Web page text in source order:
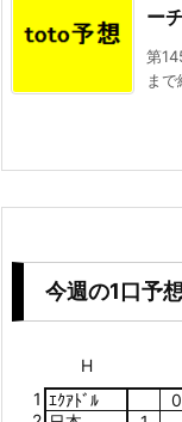
ー
第
ま
今週の1口予
H
1 ｴｸｱﾄﾞﾙ 0